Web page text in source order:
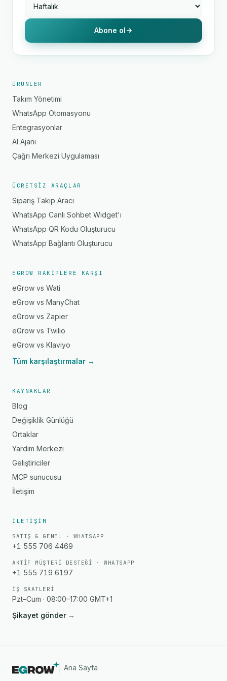
Abone ol
ÜRÜNLER
Takım Yönetimi
WhatsApp Otomasyonu
Entegrasyonlar
AI Ajanı
Çağrı Merkezi Uygulaması
ÜCRETSIZ ARAÇLAR
Sipariş Takip Aracı
WhatsApp Canlı Sohbet Widget'ı
WhatsApp QR Kodu Oluşturucu
WhatsApp Bağlantı Oluşturucu
EGROW RAKIPLERE KARŞI
eGrow vs Wati
eGrow vs ManyChat
eGrow vs Zapier
eGrow vs Twilio
eGrow vs Klaviyo
Tüm karşılaştırmalar →
KAYNAKLAR
Blog
Değişiklik Günlüğü
Ortaklar
Yardım Merkezi
Geliştiriciler
MCP sunucusu
İletişim
İLETIŞIM
SATIŞ & GENEL · WHATSAPP
+1 555 706 4469
AKTIF MÜŞTERI DESTEĞI · WHATSAPP
+1 555 719 6197
İŞ SAATLERI
Pzt–Cum · 08:00–17:00 GMT+1
Şikayet gönder →
Ana Sayfa